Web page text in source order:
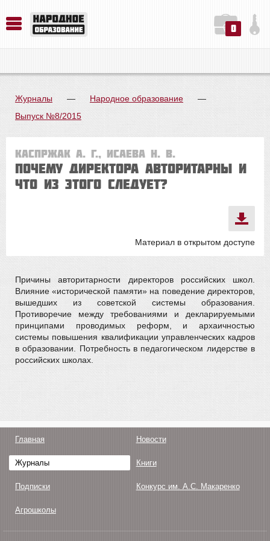
0
Журналы — Народное образование
—
Выпуск №8/2015
Каспржак А. Г., Исаева Н. В.
Почему директора авторитарны и
что из этого следует?
Материал в открытом доступе
Причины авторитарности директоров российских школ.
Влияние «исторической памяти» на поведение директоров,
вышедших из советской системы образования.
Противоречие между требованиями и декларируемыми
принципами проводимых реформ, и архаичностью
системы повышения квалификации управленческих кадров
в образовании. Потребность в педагогическом лидерстве в
российских школах.
Главная Новости
Журналы Книги
Подписки Конкурс им. А.С. Макаренко
Агрошколы